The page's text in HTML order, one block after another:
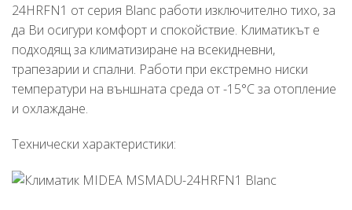
24HRFN1 от серия Blanc работи изключително тихо, за
да Ви осигури комфорт и спокойствие. Климатикът е
подходящ за климатизиране на всекидневни,
трапезарии и спални. Работи при екстремно ниски
температури на външната среда от -15°C за отопление
и охлаждане.
Технически характеристики: